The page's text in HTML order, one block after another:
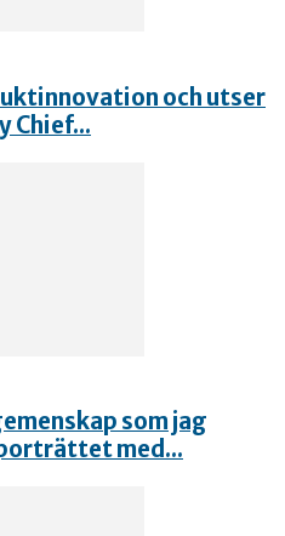
och utser
Chief...
som jag
med...